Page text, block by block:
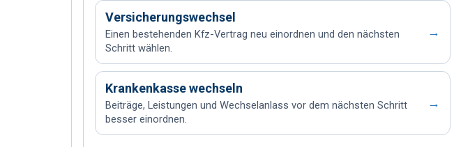
Versicherungswechsel
Einen bestehenden Kfz-Vertrag neu einordnen und den nächsten
Schritt wählen.
→
Krankenkasse wechseln
Beiträge, Leistungen und Wechselanlass vor dem nächsten Schritt
besser einordnen.
→